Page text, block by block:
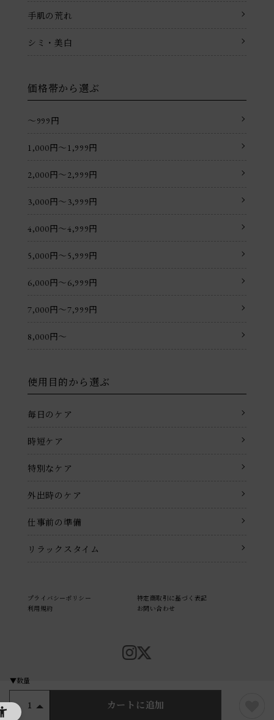
1 カートに追加
手肌の荒れ
シミ・美白
価格帯から選ぶ
〜999円
1,000円〜1,999円
2,000円〜2,999円
3,000円〜3,999円
4,000円〜4,999円
5,000円〜5,999円
6,000円〜6,999円
7,000円〜7,999円
8,000円〜
使用目的から選ぶ
毎日のケア
時短ケア
特別なケア
外出時のケア
仕事前の準備
リラックスタイム
プライバシーポリシー
特定商取引に基づく表記
利用規約
お問い合わせ